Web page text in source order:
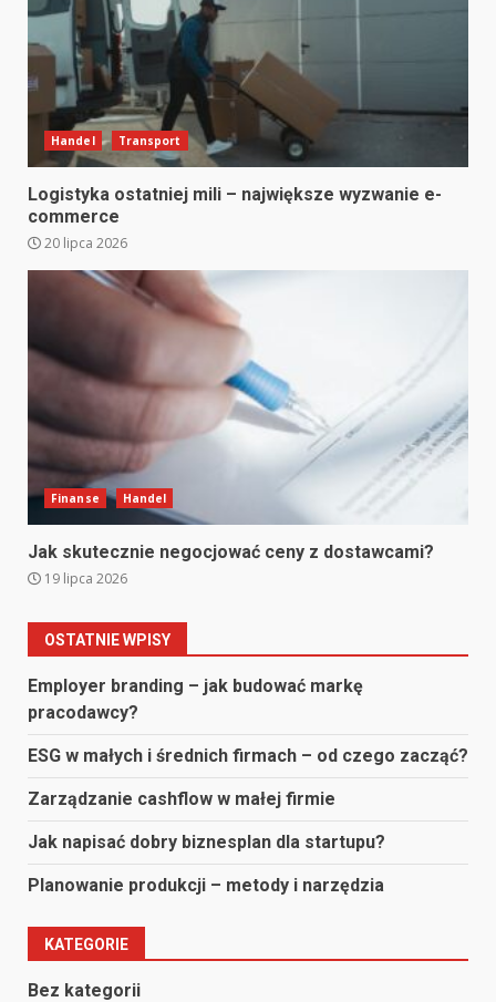
Handel Transport
Logistyka ostatniej mili – największe wyzwanie e-
commerce
20 lipca 2026
Finanse Handel
Jak skutecznie negocjować ceny z dostawcami?
19 lipca 2026
OSTATNIE WPISY
Employer branding – jak budować markę
pracodawcy?
ESG w małych i średnich firmach – od czego zacząć?
Zarządzanie cashflow w małej firmie
Jak napisać dobry biznesplan dla startupu?
Planowanie produkcji – metody i narzędzia
KATEGORIE
Bez kategorii